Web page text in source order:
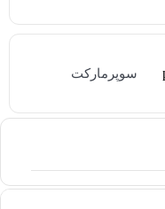
سوپرمارکت